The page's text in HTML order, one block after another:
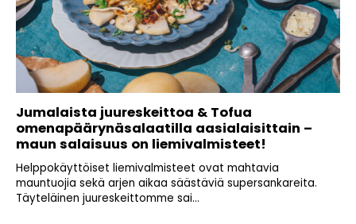
Jumalaista juureskeittoa & Tofua
omenapäärynäsalaatilla aasialaisittain –
maun salaisuus on liemivalmisteet!
Helppokäyttöiset liemivalmisteet ovat mahtavia
mauntuojia sekä arjen aikaa säästäviä supersankareita.
Täyteläinen juureskeittomme sai...